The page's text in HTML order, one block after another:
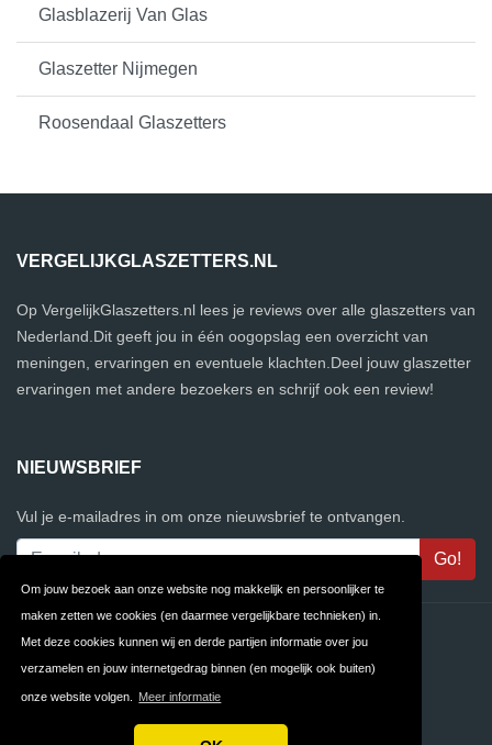
Om jouw bezoek aan onze website nog makkelijk en persoonlijker te
maken zetten we cookies (en daarmee vergelijkbare technieken) in.
Met deze cookies kunnen wij en derde partijen informatie over jou
verzamelen en jouw internetgedrag binnen (en mogelijk ook buiten)
onze website volgen. Meer informatie
Glasblazerij Van Glas
Glaszetter Nijmegen
Roosendaal Glaszetters
VERGELIJKGLASZETTERS.NL
Op VergelijkGlaszetters.nl lees je reviews over alle glaszetters van
Nederland.Dit geeft jou in één oogopslag een overzicht van
meningen, ervaringen en eventuele klachten.Deel jouw glaszetter
ervaringen met andere bezoekers en schrijf ook een review!
NIEUWSBRIEF
Vul je e-mailadres in om onze nieuwsbrief te ontvangen.
Contact Privacy
Algemene FAQ